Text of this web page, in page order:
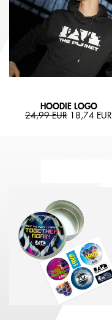
HOODIE LOGO
24,99 EUR 18,74 EUR